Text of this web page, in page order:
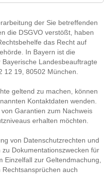
der Sie betreffenden
die DSGVO verstößt, haben
das Recht auf
In Bayern ist die
Landesbeauftragte
12 19, 80502 München.
geltend zu machen, können
Kontaktdaten wenden.
Garantien zum Nachweis
erhalten möchten.
von Datenschutzrechten und
Dokumentationszwecken für
zur Geltendmachung,
auch